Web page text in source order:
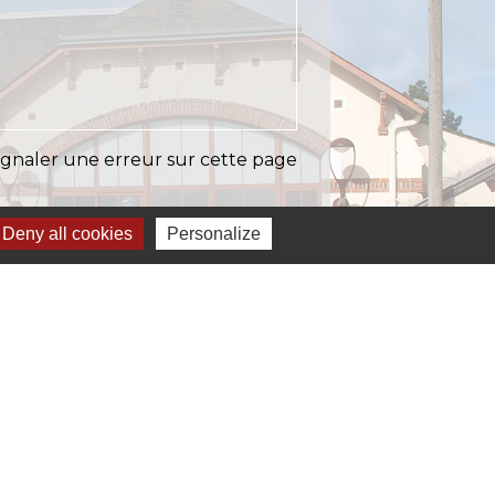
une erreur sur cette page
Deny all cookies Personalize